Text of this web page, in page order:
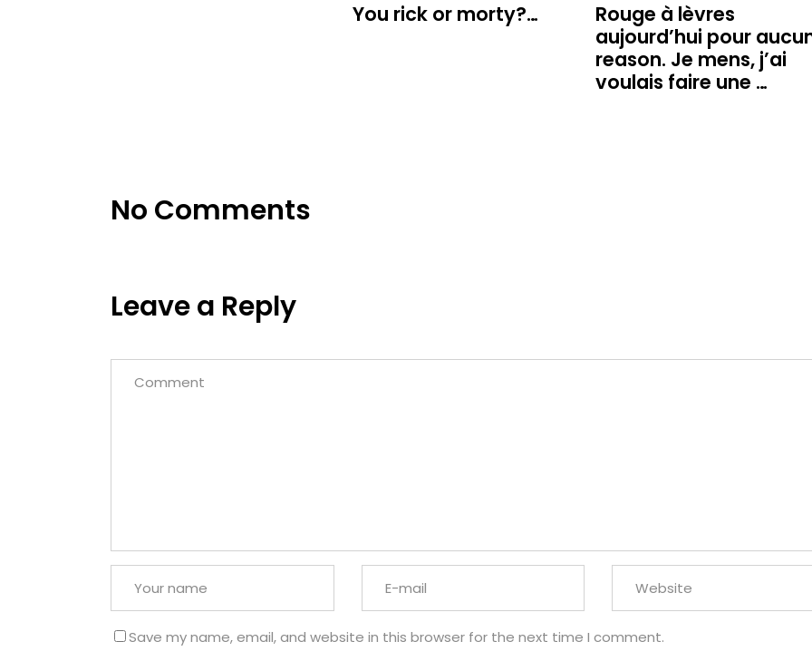
You rick or morty?…
Rouge à lèvres
aujourd’hui pour
reason. Je mens, j’ai
voulais faire une …
No Comments
Leave a Reply
Save my name, email, and website in this browser for the next time I comment.